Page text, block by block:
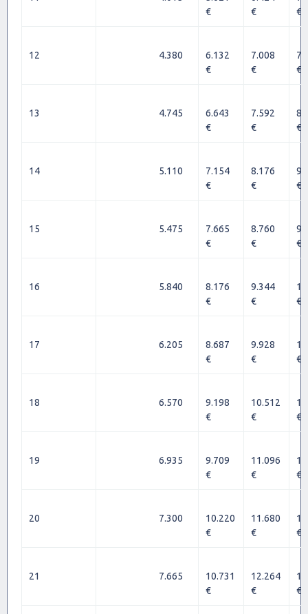
€
€
€
12 4.380
6.132
€
7.008
€
€
13 4.745
6.643
€
7.592
€
€
14 5.110
7.154
€
8.176
€
€
15 5.475
7.665
€
8.760
€
€
16 5.840
8.176
€
9.344
€
€
17 6.205
8.687
€
9.928
€
€
18 6.570
9.198
€
10.512
€
€
19 6.935
9.709
€
11.096
€
€
20 7.300
10.220
€
11.680
€
€
21 7.665
10.731
€
12.264
€
€